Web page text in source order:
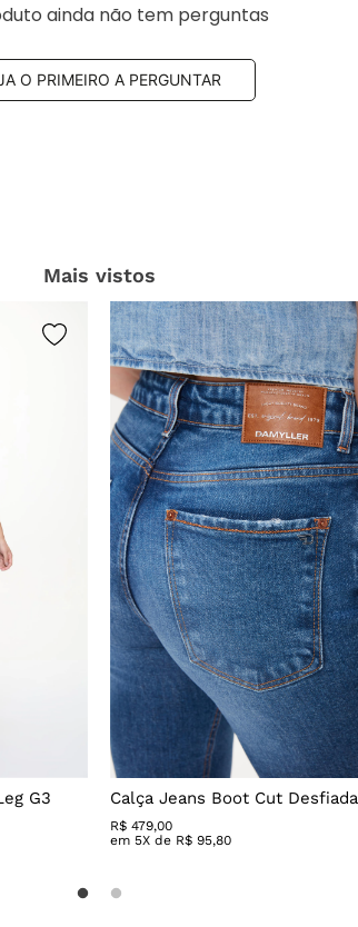
ainda não tem perguntas
O PRIMEIRO A PERGUNTAR
Mais vistos
G3
Calça Jeans Boot Cut Desfiada
R$ 479,00
em 5X de R$ 95,80